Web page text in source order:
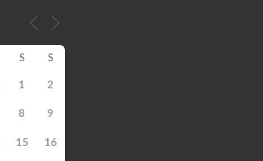
S S
1 2
8 9
15 16